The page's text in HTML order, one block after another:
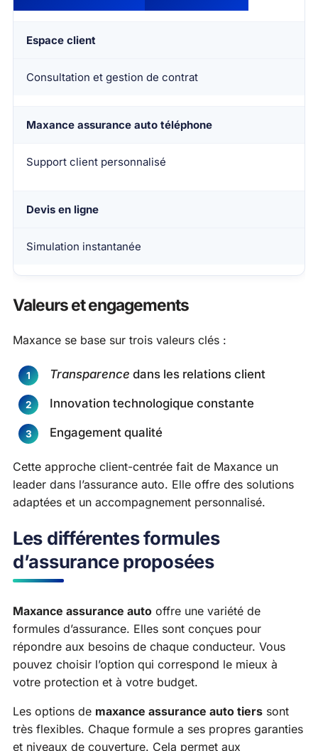
Espace client
Consultation et gestion de contrat
Maxance assurance auto téléphone
Support client personnalisé
Devis en ligne
Simulation instantanée
Valeurs et engagements
Maxance se base sur trois valeurs clés :
Transparence dans les relations client
Innovation technologique constante
Engagement qualité
Cette approche client-centrée fait de Maxance un
leader dans l’assurance auto. Elle offre des solutions
adaptées et un accompagnement personnalisé.
Les différentes formules
d’assurance proposées
Maxance assurance auto offre une variété de
formules d’assurance. Elles sont conçues pour
répondre aux besoins de chaque conducteur. Vous
pouvez choisir l’option qui correspond le mieux à
votre protection et à votre budget.
Les options de maxance assurance auto tiers sont
très flexibles. Chaque formule a ses propres garanties
et niveaux de couverture. Cela permet aux